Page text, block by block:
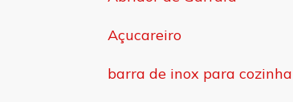
Açucareiro
barra de inox para cozinha